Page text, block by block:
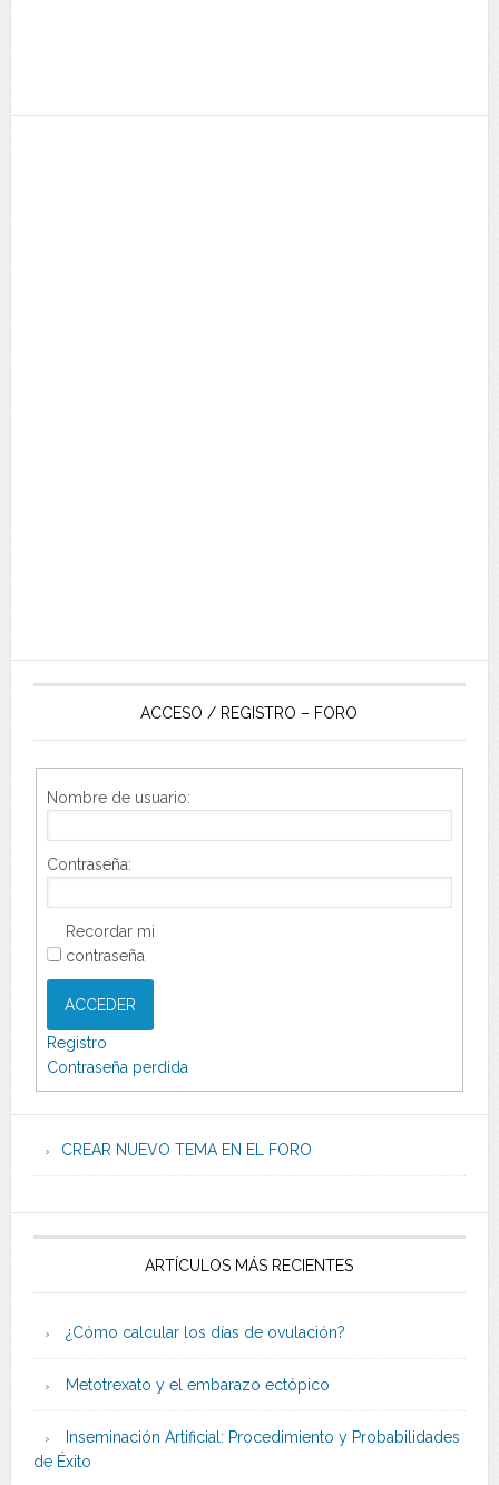
ACCESO / REGISTRO – FORO
Nombre de usuario:
Contraseña:
Recordar mi
contraseña
ACCEDER
Registro
Contraseña perdida
CREAR NUEVO TEMA EN EL FORO
ARTÍCULOS MÁS RECIENTES
¿Cómo calcular los días de ovulación?
Metotrexato y el embarazo ectópico
Inseminación Artificial: Procedimiento y Probabilidades
de Éxito